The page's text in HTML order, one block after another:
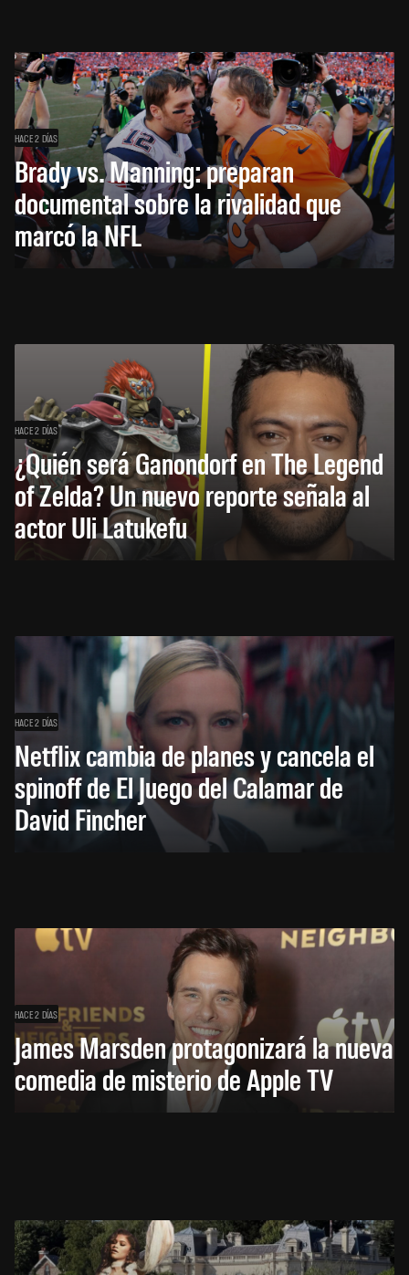
HACE 2 DÍAS
Brady vs. Manning: preparan
documental sobre la rivalidad que
marcó la NFL
HACE 2 DÍAS
¿Quién será Ganondorf en The Legend
of Zelda? Un nuevo reporte señala al
actor Uli Latukefu
HACE 2 DÍAS
Netflix cambia de planes y cancela el
spinoff de El Juego del Calamar de
David Fincher
HACE 2 DÍAS
James Marsden protagonizará la nueva
comedia de misterio de Apple TV